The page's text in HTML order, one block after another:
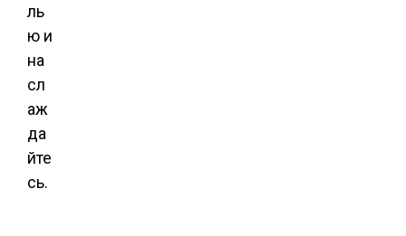
ль
ю и
на
сл
аж
да
йте
сь.